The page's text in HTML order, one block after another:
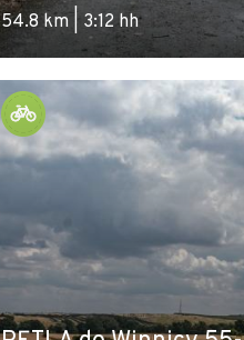
54.8 km | 3:12 hh